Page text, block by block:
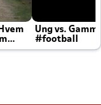
Ung vs.
#football